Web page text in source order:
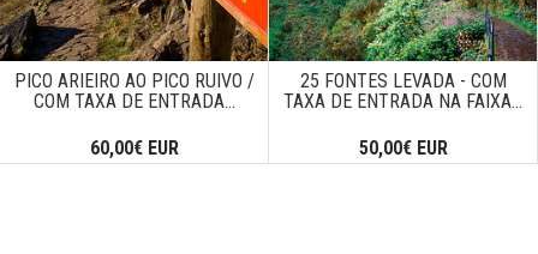
PICO ARIEIRO AO PICO RUIVO /
COM TAXA DE ENTRADA...
60,00€ EUR
25 FONTES LEVADA - COM
TAXA DE ENTRADA NA FAIXA...
50,00€ EUR
Next